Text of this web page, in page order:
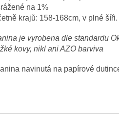
na 1%
krajů: 158-168cm, v plné šíři.
je vyrobena dle standardu
kovy, nikl ani AZO barviva
navinutá na papírové